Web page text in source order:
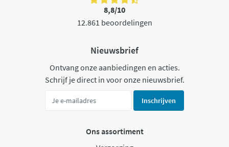
8,8/10
12.861 beoordelingen
Nieuwsbrief
Ontvang onze aanbiedingen en acties.
Schrijf je direct in voor onze nieuwsbrief.
Inschrijven
Ons assortiment